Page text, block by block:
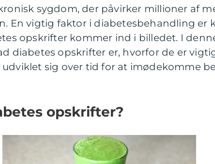
sygdom, der påvirker millioner af
En vigtig faktor i diabetesbehandling er
opskrifter kommer ind i billedet. I
diabetes opskrifter er, hvorfor de er
sig over tid for at imødekomme
opskrifter?